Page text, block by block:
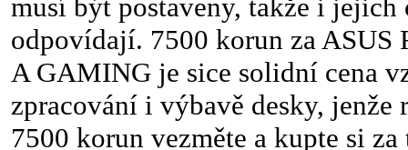
musí být postaveny, takže i jejich
odpovídají. 7500 korun za ASUS
A GAMING je sice solidní cena
zpracování i výbavě desky, jenže
7500 korun vezměte a kupte si